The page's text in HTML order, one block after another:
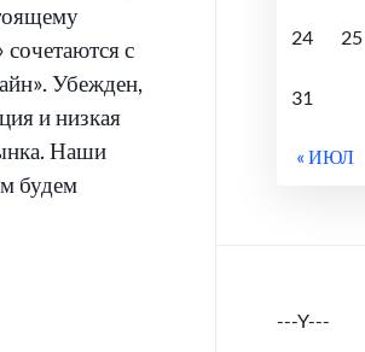
с
Убежден,
и низкая
Наши
будем
24 25
31
« ИЮЛ
---Y---